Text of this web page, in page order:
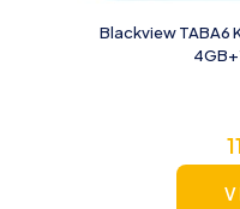
Blackview TABA6